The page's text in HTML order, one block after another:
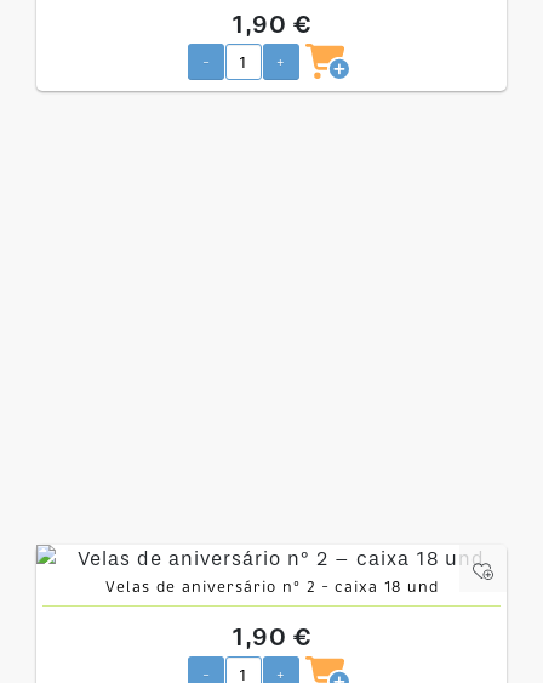
1,90 €
- +
Velas de aniversário nº 2 – caixa 18 und
1,90 €
- +